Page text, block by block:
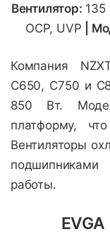
Вентилятор:
OCP, UVP
|
Компания
C650, C750 и
850 Вт.
платформу,
Вентиляторы
работы.